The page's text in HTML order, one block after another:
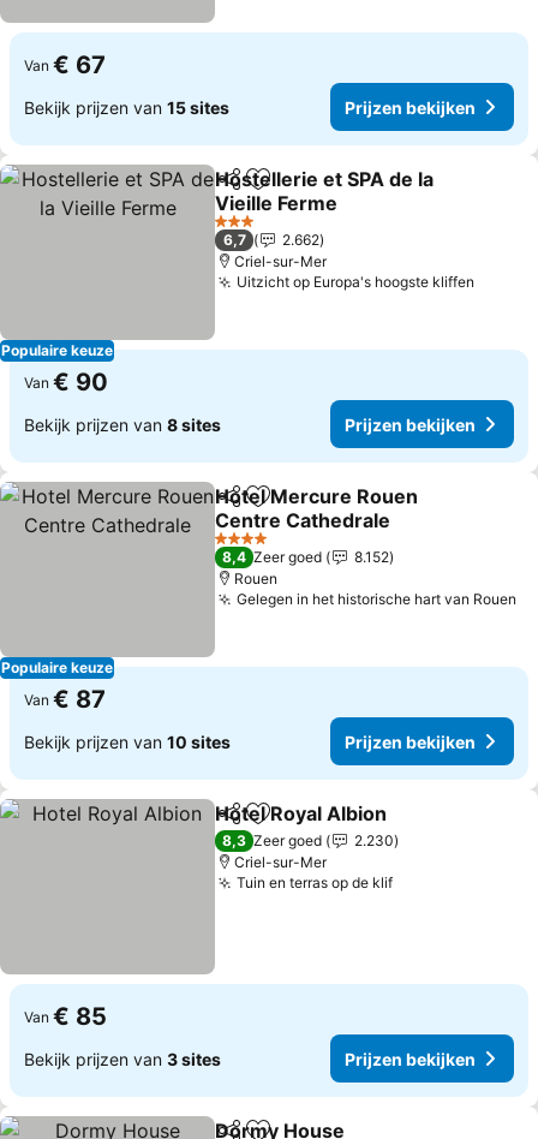
Van € 67
Bekijk prijzen van 15 sites Prijzen bekijken
Populaire keuze
DelenToevoegen aan favorieten
Hostellerie et SPA de la
Vieille Ferme
3 Sterren
6,7
2.662
Criel-sur-Mer
Uitzicht op Europa's hoogste kliffen
Van € 90
Bekijk prijzen van 8 sites Prijzen bekijken
Populaire keuze
DelenToevoegen aan favorieten
Hotel Mercure Rouen
Centre Cathedrale
4 Sterren
8,4 Zeer goed
8.152
Rouen
Gelegen in het historische hart van Rouen
Van € 87
Bekijk prijzen van 10 sites Prijzen bekijken
DelenToevoegen aan favorieten
Hotel Royal Albion
8,3 Zeer goed
2.230
Criel-sur-Mer
Tuin en terras op de klif
Van € 85
Bekijk prijzen van 3 sites Prijzen bekijken
Dormy House